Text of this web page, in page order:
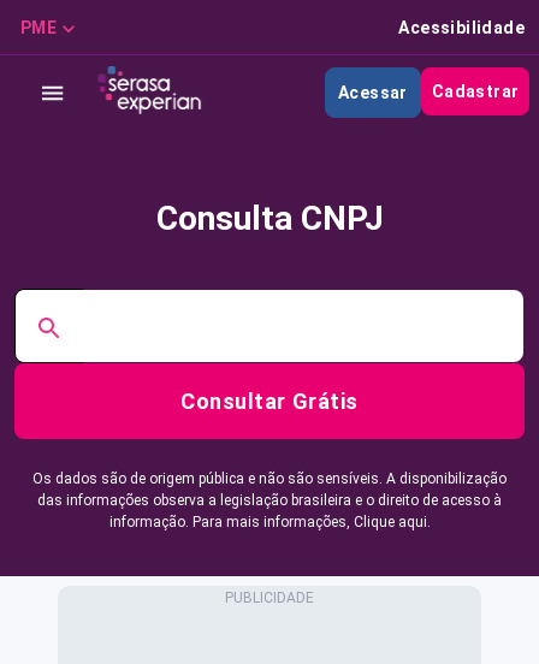
PME Acessibilidade
Acessar Cadastrar
Consulta CNPJ
Consultar Grátis
Os dados são de origem pública e não são sensíveis. A disponibilização
das informações observa a legislação brasileira e o direito de acesso à
informação. Para mais informações, Clique aqui.